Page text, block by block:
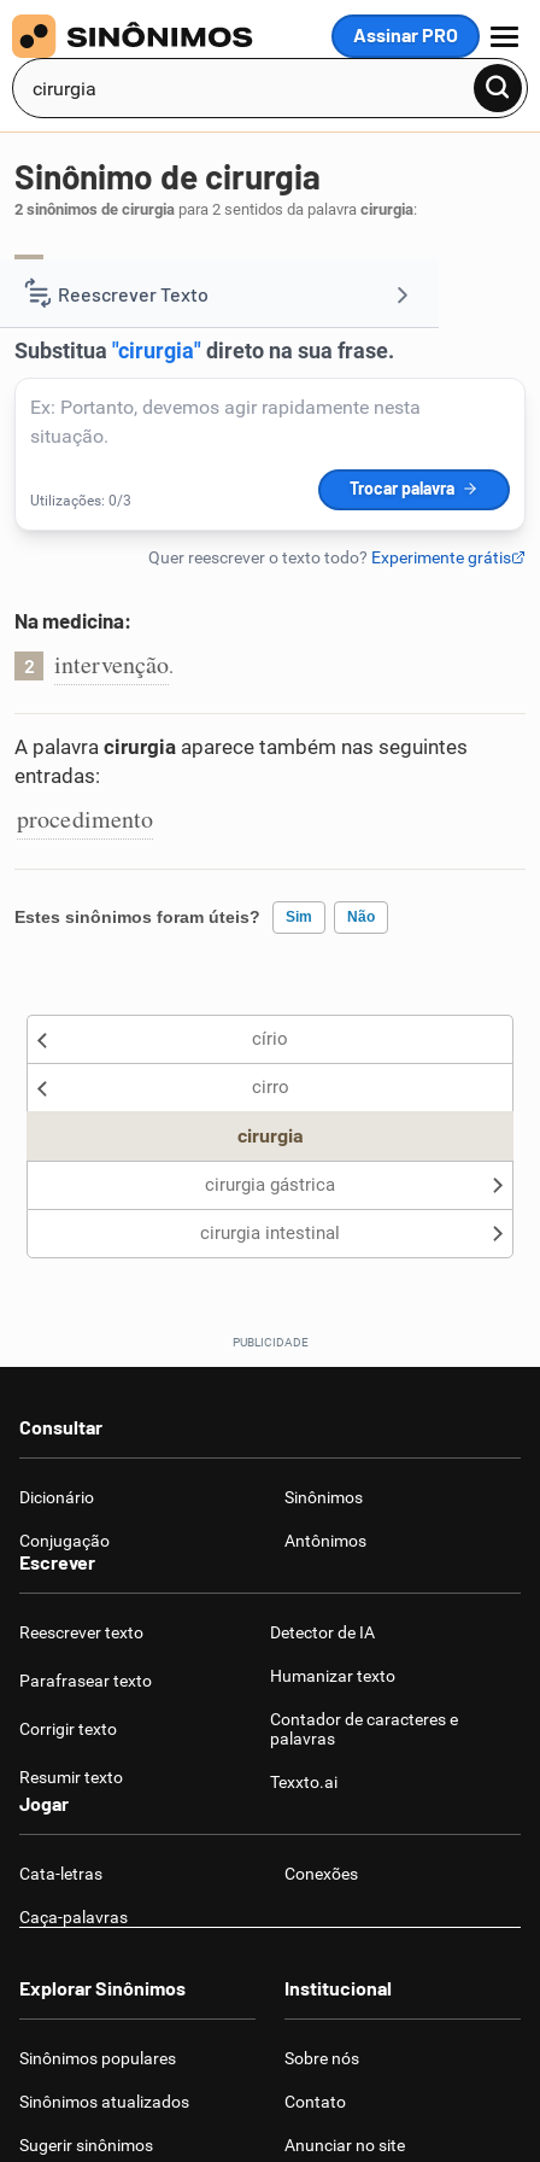
Assinar PRO
MENU
Reescrever Texto
Resumir Texto
Corrigir Texto
Detector de IA
Humanizador de IA
Conexões
Caça-palavras
Sinônimo de cirurgia
2 sinônimos de cirurgia para 2 sentidos da palavra cirurgia:
Na medicina:
2 intervenção.
A palavra cirurgia aparece também nas seguintes
entradas:
procedimento
Estes sinônimos foram úteis? Sim Não
Nenhum dos sinônimos apresentados me ajudou
círio
cirro
cirurgia
cirurgia gástrica
cirurgia intestinal
Consultar
Dicionário Sinônimos
Conjugação Antônimos
Escrever
Reescrever texto
Parafrasear texto
Corrigir texto
Resumir texto
Detector de IA
Humanizar texto
Contador de caracteres e
palavras
Texxto.ai
Jogar
Cata-letras Conexões
Caça-palavras
Explorar Sinônimos
Sinônimos populares
Sinônimos atualizados
Sugerir sinônimos
Institucional
Sobre nós
Contato
Anunciar no site